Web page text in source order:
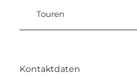
Touren
Kontaktdaten